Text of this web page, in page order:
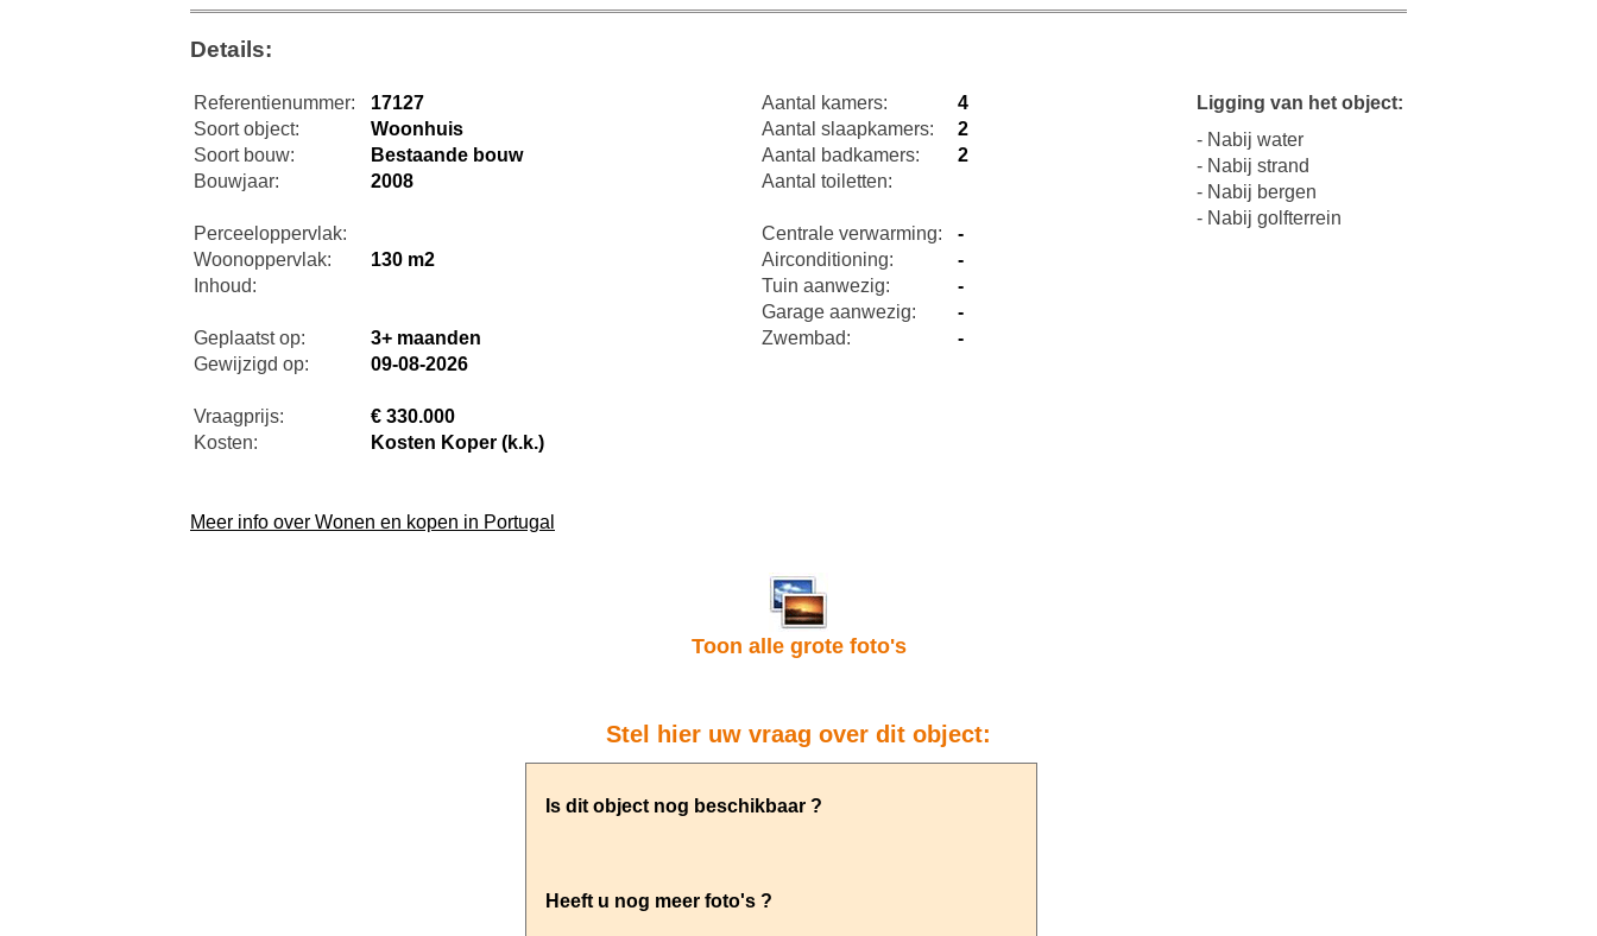
Details:
Referentienummer:
17127
Soort object:
Woonhuis
Soort bouw:
Bestaande bouw
Bouwjaar:
2008
Perceeloppervlak:
Woonoppervlak:
130 m2
Inhoud:
Geplaatst op:
3+ maanden
Gewijzigd op:
09-08-2026
Vraagprijs:
€ 330.000
Kosten:
Kosten Koper (k.k.)
Aantal kamers:
4
Aantal slaapkamers:
2
Aantal badkamers:
2
Aantal toiletten:
Centrale verwarming:
-
Airconditioning:
-
Tuin aanwezig:
-
Garage aanwezig:
-
Zwembad:
-
Ligging van het object:
- Nabij water
- Nabij strand
- Nabij bergen
- Nabij golfterrein
Meer info over Wonen en kopen in Portugal
Toon alle grote foto's
Stel hier uw vraag over dit object: